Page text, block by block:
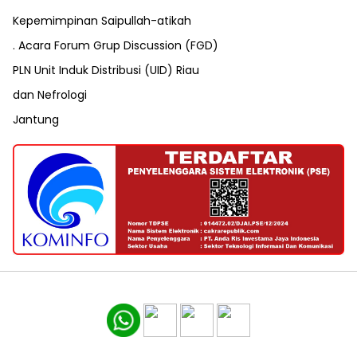
Kepemimpinan Saipullah-atikah
. Acara Forum Grup Discussion (FGD)
PLN Unit Induk Distribusi (UID) Riau
dan Nefrologi
Jantung